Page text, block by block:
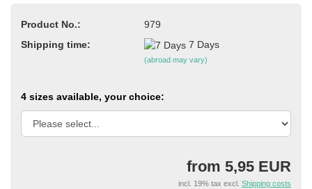
Product No.:
979
Shipping time:
7 Days
(abroad may vary)
4 sizes available, your choice:
from 5,95 EUR
incl. 19% tax excl. Shipping costs